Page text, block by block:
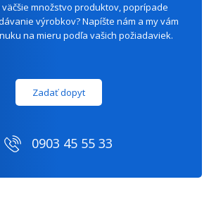
množstvo produktov, poprípade
výrobkov? Napíšte nám a my vám
na mieru podľa vašich požiadaviek.
Zadať dopyt
0903 45 55 33